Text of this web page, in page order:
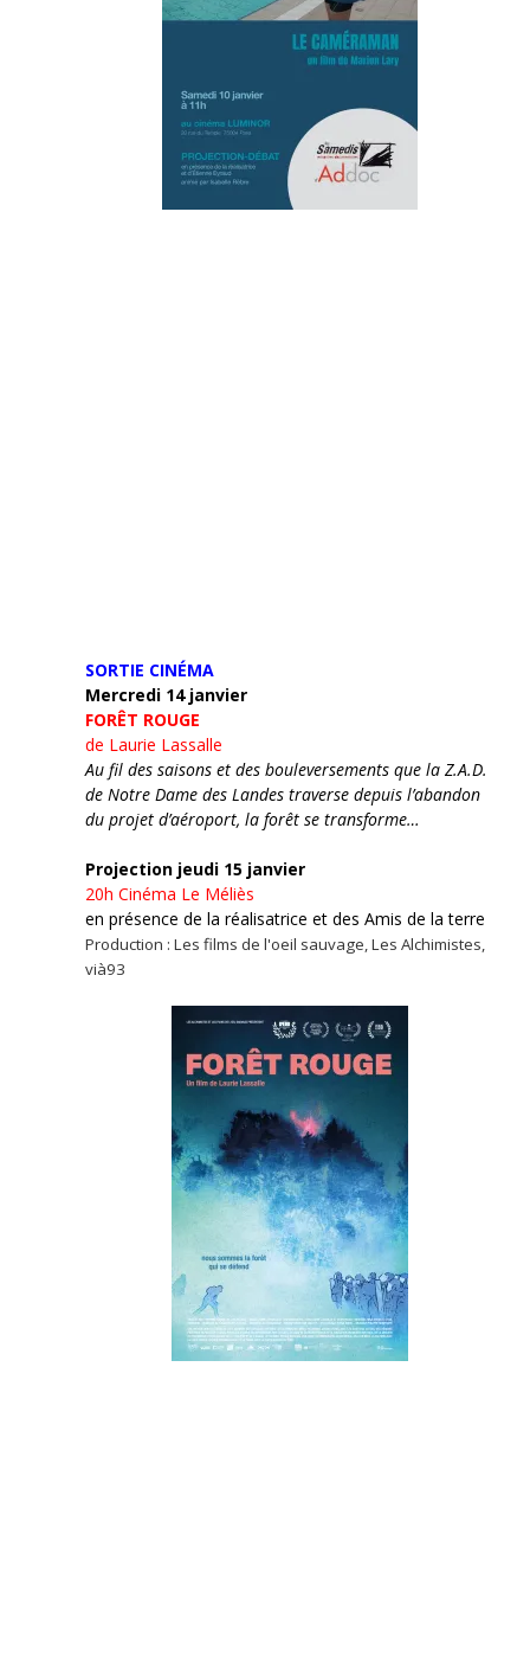
SORTIE CINÉMA
Mercredi 14 janvier
FORÊT ROUGE
de Laurie Lassalle
Au fil des saisons et des bouleversements que la Z.A.D.
de Notre Dame des Landes traverse depuis l’abandon
du projet d’aéroport, la forêt se transforme…
Projection jeudi 15 janvier
20h Cinéma Le Méliès
en présence de la réalisatrice et des Amis de la terre
Production : Les films de l'oeil sauvage, Les Alchimistes,
vià93